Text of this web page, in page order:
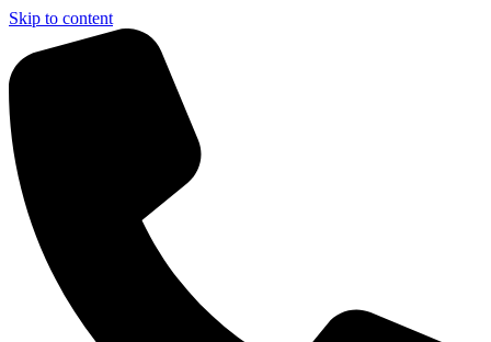
Skip to content